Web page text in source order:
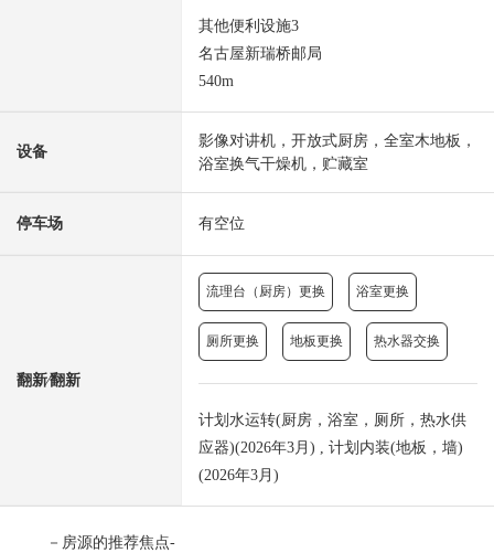
其他便利设施3
名古屋新瑞桥邮局
540m
设备
影像对讲机，开放式厨房，全室木地板，
浴室换气干燥机，贮藏室
停车场 有空位
翻新⁄翻新
流理台（厨房）更换 浴室更换
厕所更换 地板更换 热水器交换
计划水运转(厨房，浴室，厕所，热水供
应器)(2026年3月) , 计划内装(地板，墙)
(2026年3月)
－房源的推荐焦点-